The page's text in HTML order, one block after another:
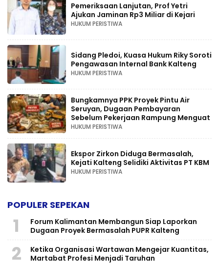
Pemeriksaan Lanjutan, Prof Yetri
Ajukan Jaminan Rp3 Miliar di Kejari
HUKUM PERISTIWA
Sidang Pledoi, Kuasa Hukum Riky Soroti
Pengawasan Internal Bank Kalteng
HUKUM PERISTIWA
Bungkamnya PPK Proyek Pintu Air
Seruyan, Dugaan Pembayaran
Sebelum Pekerjaan Rampung Menguat
HUKUM PERISTIWA
Ekspor Zirkon Diduga Bermasalah,
Kejati Kalteng Selidiki Aktivitas PT KBM
HUKUM PERISTIWA
POPULER SEPEKAN
1
Forum Kalimantan Membangun Siap Laporkan
Dugaan Proyek Bermasalah PUPR Kalteng
2
Ketika Organisasi Wartawan Mengejar Kuantitas,
Martabat Profesi Menjadi Taruhan